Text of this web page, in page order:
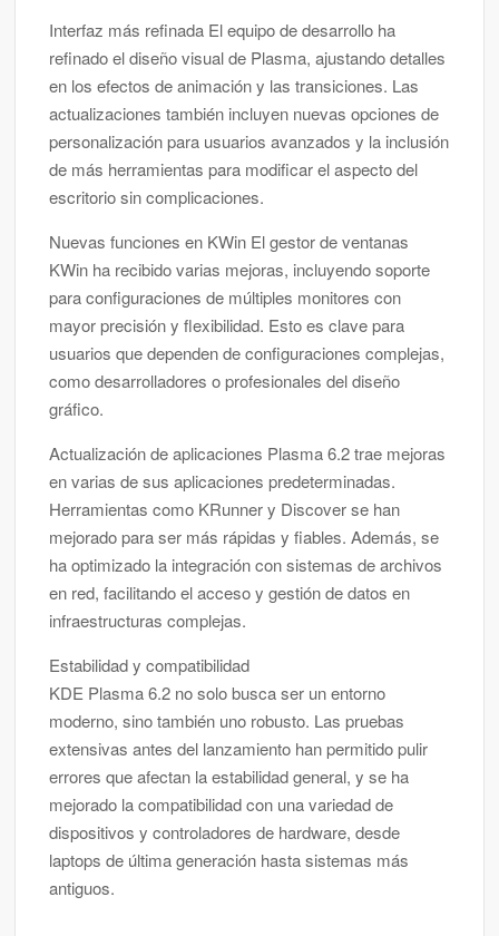
Interfaz más refinada El equipo de desarrollo ha
refinado el diseño visual de Plasma, ajustando detalles
en los efectos de animación y las transiciones. Las
actualizaciones también incluyen nuevas opciones de
personalización para usuarios avanzados y la inclusión
de más herramientas para modificar el aspecto del
escritorio sin complicaciones.
Nuevas funciones en KWin El gestor de ventanas
KWin ha recibido varias mejoras, incluyendo soporte
para configuraciones de múltiples monitores con
mayor precisión y flexibilidad. Esto es clave para
usuarios que dependen de configuraciones complejas,
como desarrolladores o profesionales del diseño
gráfico.
Actualización de aplicaciones Plasma 6.2 trae mejoras
en varias de sus aplicaciones predeterminadas.
Herramientas como KRunner y Discover se han
mejorado para ser más rápidas y fiables. Además, se
ha optimizado la integración con sistemas de archivos
en red, facilitando el acceso y gestión de datos en
infraestructuras complejas.
Estabilidad y compatibilidad
KDE Plasma 6.2 no solo busca ser un entorno
moderno, sino también uno robusto. Las pruebas
extensivas antes del lanzamiento han permitido pulir
errores que afectan la estabilidad general, y se ha
mejorado la compatibilidad con una variedad de
dispositivos y controladores de hardware, desde
laptops de última generación hasta sistemas más
antiguos.